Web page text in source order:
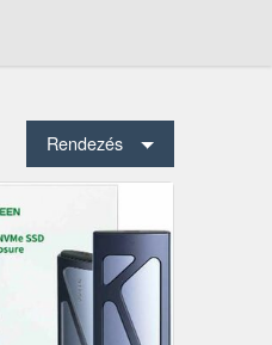
Rendezés